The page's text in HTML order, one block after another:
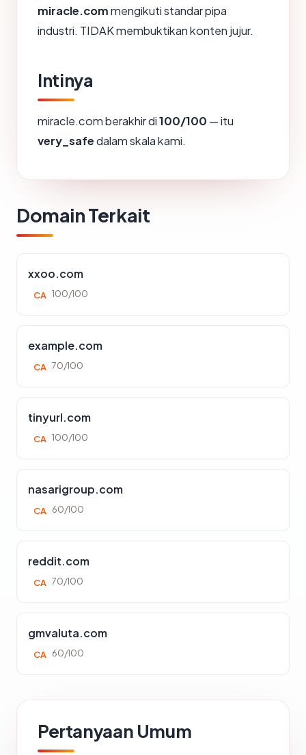
miracle.commengikuti standar pipa
industri. TIDAK membuktikan konten jujur.
Intinya
miracle.com berakhir di100/100 — itu
very_safedalam skala kami.
Domain Terkait
xxoo.com
CA 100/100
example.com
CA 70/100
tinyurl.com
CA 100/100
nasarigroup.com
CA 60/100
reddit.com
CA 70/100
gmvaluta.com
CA 60/100
Pertanyaan Umum